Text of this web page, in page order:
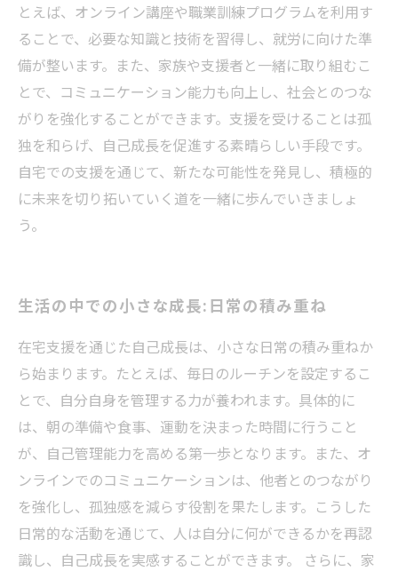
とえば、オンライン講座や職業訓練プログラムを利用す
ることで、必要な知識と技術を習得し、就労に向けた準
備が整います。また、家族や支援者と一緒に取り組むこ
とで、コミュニケーション能力も向上し、社会とのつな
がりを強化することができます。支援を受けることは孤
独を和らげ、自己成長を促進する素晴らしい手段です。
自宅での支援を通じて、新たな可能性を発見し、積極的
に未来を切り拓いていく道を一緒に歩んでいきましょ
う。
生活の中での小さな成長:日常の積み重ね
在宅支援を通じた自己成長は、小さな日常の積み重ねか
ら始まります。たとえば、毎日のルーチンを設定するこ
とで、自分自身を管理する力が養われます。具体的に
は、朝の準備や食事、運動を決まった時間に行うこと
が、自己管理能力を高める第一歩となります。また、オ
ンラインでのコミュニケーションは、他者とのつながり
を強化し、孤独感を減らす役割を果たします。こうした
日常的な活動を通じて、人は自分に何ができるかを再認
識し、自己成長を実感することができます。 さらに、家